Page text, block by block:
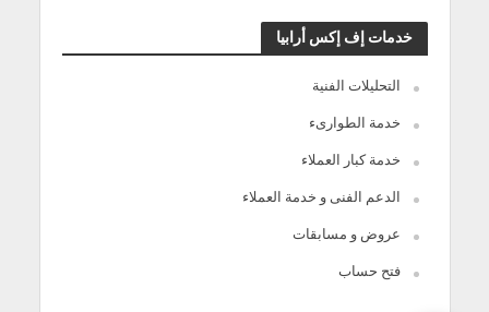
خدمات إف إكس أرابيا
التحليلات الفنية
خدمة الطوارىء
خدمة كبار العملاء
الدعم الفنى و خدمة العملاء
عروض و مسابقات
فتح حساب